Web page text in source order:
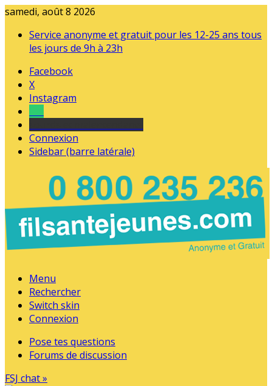
samedi, août 8 2026
Service anonyme et gratuit pour les 12-25 ans tous
les jours de 9h à 23h
Facebook
X
Instagram
Connexion
Sidebar (barre latérale)
Menu
Rechercher
Switch skin
Connexion
Pose tes questions
Forums de discussion
FSJ chat »